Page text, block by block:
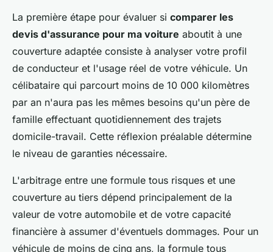
La première étape pour évaluer si comparer les
devis d'assurance pour ma voiture aboutit à une
couverture adaptée consiste à analyser votre profil
de conducteur et l'usage réel de votre véhicule. Un
célibataire qui parcourt moins de 10 000 kilomètres
par an n'aura pas les mêmes besoins qu'un père de
famille effectuant quotidiennement des trajets
domicile-travail. Cette réflexion préalable détermine
le niveau de garanties nécessaire.
L'arbitrage entre une formule tous risques et une
couverture au tiers dépend principalement de la
valeur de votre automobile et de votre capacité
financière à assumer d'éventuels dommages. Pour un
véhicule de moins de cinq ans, la formule tous